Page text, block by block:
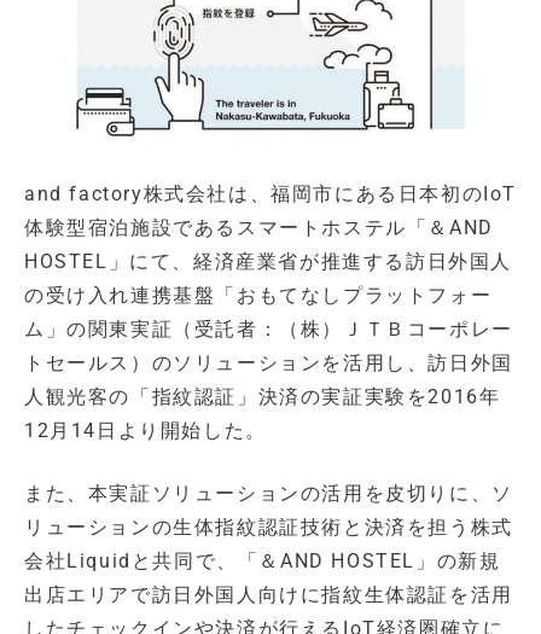
and factory株式会社は、福岡市にある日本初のIoT
体験型宿泊施設であるスマートホステル「＆AND
HOSTEL」にて、経済産業省が推進する訪日外国人
の受け入れ連携基盤「おもてなしプラットフォー
ム」の関東実証（受託者：（株）ＪＴＢコーポレー
トセールス）のソリューションを活用し、訪日外国
人観光客の「指紋認証」決済の実証実験を2016年
12月14日より開始した。
また、本実証ソリューションの活用を皮切りに、ソ
リューションの生体指紋認証技術と決済を担う株式
会社Liquidと共同で、「＆AND HOSTEL」の新規
出店エリアで訪日外国人向けに指紋生体認証を活用
したチェックインや決済が行えるIoT経済圏確立に